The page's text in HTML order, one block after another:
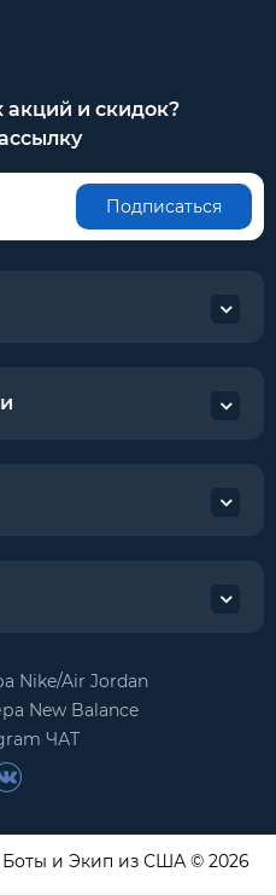
акций и скидок?
Подписаться
Nike/Air Jordan
New Balance
ЧАТ
Боты и Экип из США © 2026